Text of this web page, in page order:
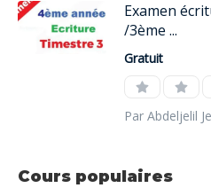
Examen
/3ème ...
Gratuit
Par Abdeljelil
Cours populaires